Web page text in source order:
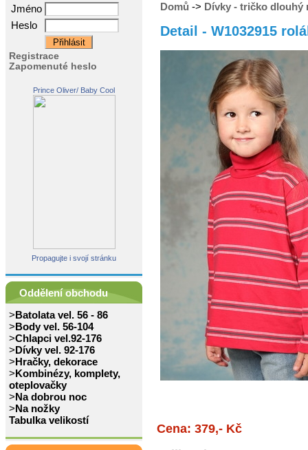
Jméno
Heslo
Registrace
Zapomenuté heslo
Prince Oliver/ Baby Cool
Propagujte i svojí stránku
Oddělení obchodu
>Batolata vel. 56 - 86
>Body vel. 56-104
>Chlapci vel.92-176
>Dívky vel. 92-176
>Hračky, dekorace
>Kombinézy, komplety,
oteplovačky
>Na dobrou noc
>Na nožky
Tabulka velikostí
Domů -> Dívky - tričko dlouhý
Detail - W1032915
Cena: 379,- Kč